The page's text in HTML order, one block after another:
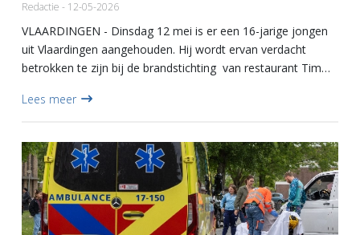
Redactie - 12-05-2026
VLAARDINGEN - Dinsdag 12 mei is er een 16-jarige jongen
uit Vlaardingen aangehouden. Hij wordt ervan verdacht
betrokken te zijn bij de brandstichting van restaurant Tim
gelukkig n...
Lees meer